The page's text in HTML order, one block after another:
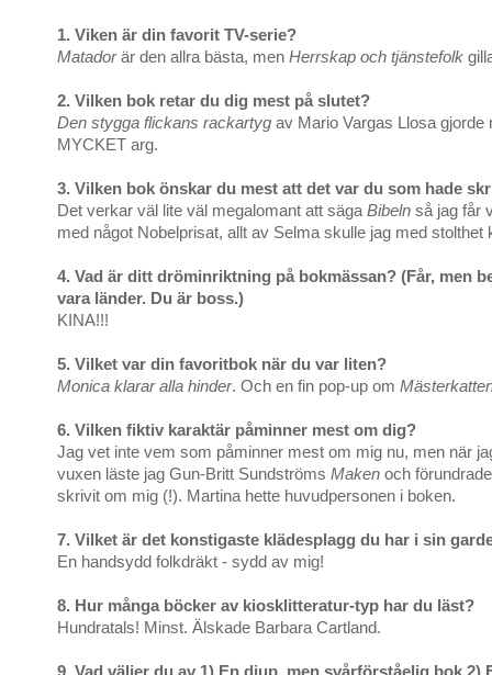
1. Viken är din favorit TV-serie?
Matadorär den allra bästa, men Herrskap och tjänstefolk
2. Vilken bok retar du dig mest på slutet?
Den stygga flickans rackartyg av Mario Vargas Llosa gjorde
MYCKET arg.
3. Vilken bok önskar du mest att det var du som hade
Det verkar väl lite väl megalomant att säga Bibeln så jag får
med något Nobelprisat, allt av Selma skulle jag med stolthet
4. Vad är ditt dröminriktning på bokmässan? (Får, men
vara länder. Du är boss.)
KINA!!!
5. Vilket var din favoritbok när du var liten?
Monica klarar alla hinder. Och en fin pop-up om
6. Vilken fiktiv karaktär påminner mest om dig?
Jag vet inte vem som påminner mest om mig nu, men när
vuxen läste jag Gun-Britt Sundströms Maken och
skrivit om mig (!). Martina hette huvudpersonen i boken.
7. Vilket är det konstigaste klädesplagg du har i sin
En handsydd folkdräkt - sydd av mig!
8. Hur många böcker av kiosklitteratur-typ har du läst?
Hundratals! Minst. Älskade Barbara Cartland.